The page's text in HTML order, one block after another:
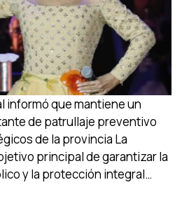
informó que mantiene un
de patrullaje preventivo
de la provincia La
principal de garantizar la
y la protección integral…